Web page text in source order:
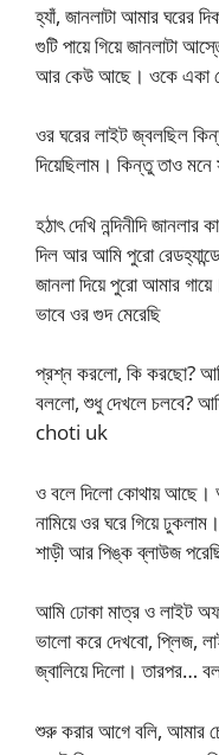
হ্যাঁ, জানলাটা আমার ঘরের
গুটি পায়ে গিয়ে জানলাটা
আর কেউ আছে। ওকে একা
ওর ঘরের লাইট জ্বলছিল
দিয়েছিলাম। কিন্তু তাও মনে
হঠাৎ দেখি নন্দিনীদি
দিল আর আমি পুরো
জানলা দিয়ে পুরো আমার
ভাবে ওর গুদ মেরেছি
প্রশ্ন করলো, কি করছো?
বললো, শুধু দেখলে চলবে?
choti uk
ও বলে দিলো কোথায় আছে।
নামিয়ে ওর ঘরে গিয়ে
শাড়ী আর পিঙ্ক ব্লাউজ
আমি ঢোকা মাত্র ও লাইট
ভালো করে দেখবো, প্লিজ,
জ্বালিয়ে দিলো। তারপর…
শুরু করার আগে বলি, আমার